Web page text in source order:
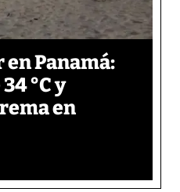
en Panamá:
°C y
en